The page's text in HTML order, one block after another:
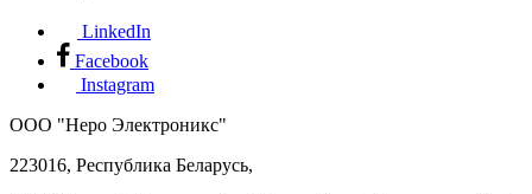
LinkedIn
Facebook
Instagram
ООО "Неро Электроникс"
223016, Республика Беларусь,